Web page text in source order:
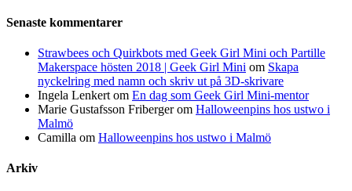
Senaste kommentarer
Strawbees och Quirkbots med Geek Girl Mini och Partille
Makerspace hösten 2018 | Geek Girl Mini om Skapa
nyckelring med namn och skriv ut på 3D-skrivare
Ingela Lenkert om En dag som Geek Girl Mini-mentor
Marie Gustafsson Fribergerom Halloweenpins hos ustwo i
Malmö
Camilla om Halloweenpins hos ustwo i Malmö
Arkiv